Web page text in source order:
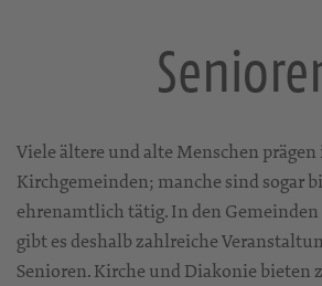
Viele ältere und alte Menschen prägen
Kirchgemeinden; manche sind sogar
ehrenamtlich tätig. In den Gemeinden
gibt es deshalb zahlreiche
Senioren. Kirche und Diakonie bieten